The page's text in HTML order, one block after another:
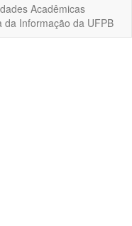
Acadêmicas
da Informação da UFPB